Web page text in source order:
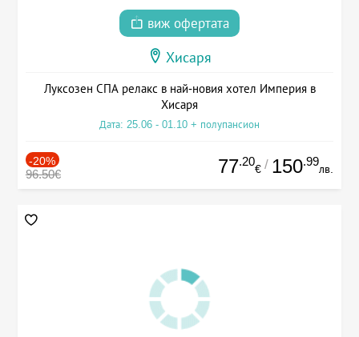
виж офертата
Хисаря
Луксозен СПА релакс в най-новия хотел Империя в
Хисаря
Дата: 25.06 - 01.10 + полупансион
-20%
96.50€ 77.20
€ / 150.99
лв.